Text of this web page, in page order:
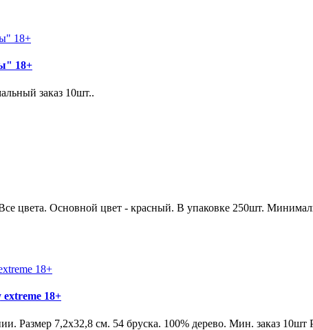
18+
заказ 10шт..
цвета. Основной цвет - красный. В упаковке 250шт.
18+
Размер 7,2х32,8 см. 54 бруска. 100% дерево. Мин. заказ 10шт